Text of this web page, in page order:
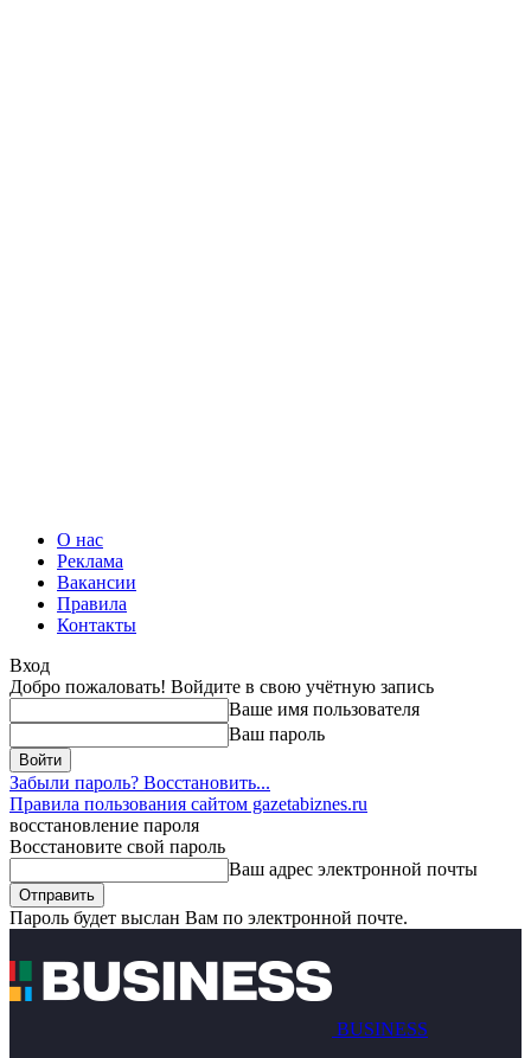
О нас
Реклама
Вакансии
Правила
Контакты
Вход
Добро пожаловать! Войдите в свою учётную запись
Ваше имя пользователя
Ваш пароль
Забыли пароль? Восстановить...
Правила пользования сайтом gazetabiznes.ru
восстановление пароля
Восстановите свой пароль
Ваш адрес электронной почты
Пароль будет выслан Вам по электронной почте.
BUSINESS